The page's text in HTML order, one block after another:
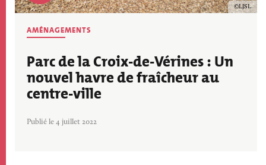
LJSL
AMÉNAGEMENTS
Parc de la Croix-de-Vérines : Un
nouvel havre de fraîcheur au
centre-ville
Publié le 4 juillet 2022